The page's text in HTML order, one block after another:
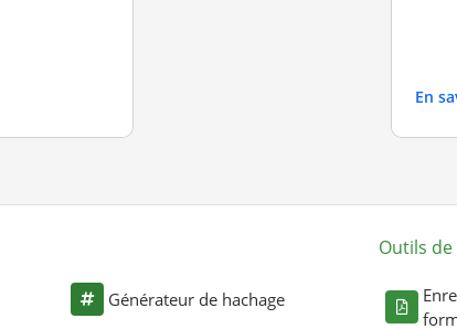
En
Générateur de hachage
Outils